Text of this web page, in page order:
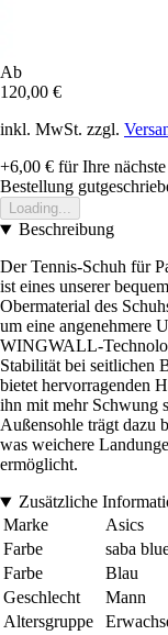
Ab
120,00 €
inkl. MwSt. zzgl.
+6,00 € für Ihre
Bestellung
Loading...
Beschreibung
Der Tennis-Schuh für
ist eines unserer
Obermaterial des
um eine angenehmere
WINGWALL-
Stabilität bei seitlichen
bietet hervorragenden
ihn mit mehr Schwung
Außensohle trägt dazu
was weichere
ermöglicht.
Zusätzliche
Marke
Asics
Farbe
saba
Farbe
Blau
Geschlecht
Mann
Altersgruppe